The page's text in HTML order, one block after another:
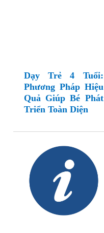
Dạy Trẻ 4 Tuổi:
Phương Pháp Hiệu
Quả Giúp Bé Phát
Triển Toàn Diện